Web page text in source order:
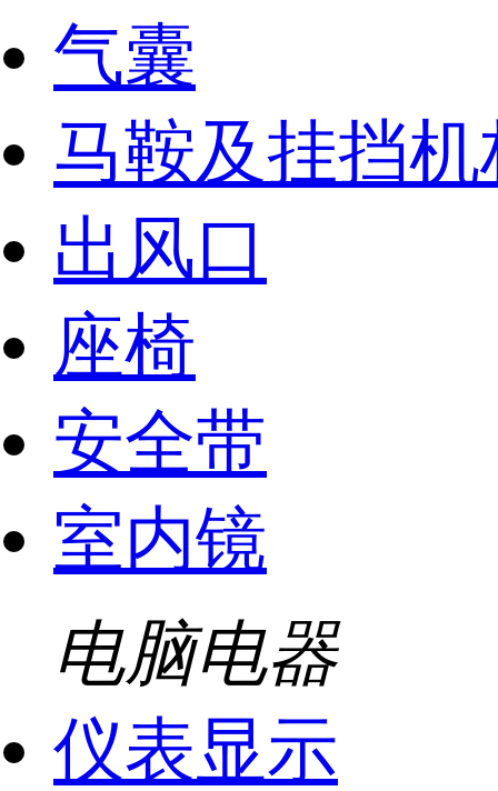
气囊
马鞍及挂挡机
出风口
座椅
安全带
室内镜
电脑电器
仪表显示